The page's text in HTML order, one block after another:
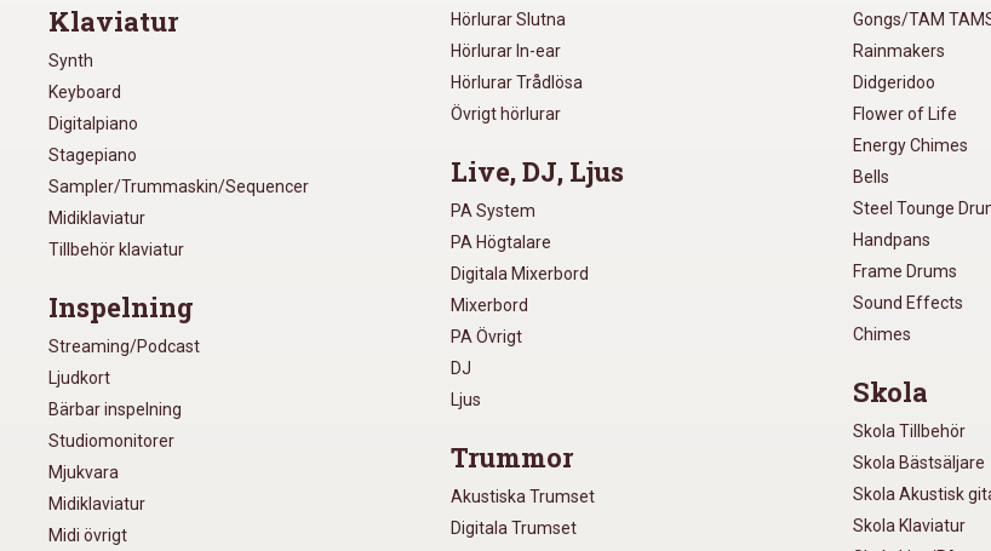
Klaviatur
Synth
Keyboard
Digitalpiano
Stagepiano
Sampler/Trummaskin/Sequencer
Midiklaviatur
Tillbehör klaviatur
Inspelning
Streaming/Podcast
Ljudkort
Bärbar inspelning
Studiomonitorer
Mjukvara
Midiklaviatur
Midi övrigt
Hörlurar Slutna
Hörlurar In-ear
Hörlurar Trådlösa
Övrigt hörlurar
Live, DJ, Ljus
PA System
PA Högtalare
Digitala Mixerbord
Mixerbord
PA Övrigt
DJ
Ljus
Trummor
Akustiska Trumset
Digitala Trumset
Gongs/TAM
Rainmakers
Didgeridoo
Flower of Life
Energy Chimes
Bells
Steel Tounge
Handpans
Frame Drums
Sound Effects
Chimes
Skola
Skola Tillbehör
Skola Bästsäljare
Skola Akustisk
Skola Klaviatur